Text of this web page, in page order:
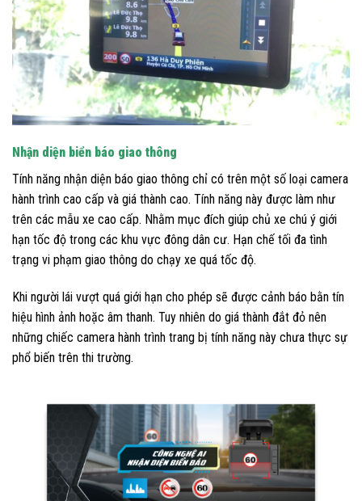
Nhận diện biển báo giao thông
Tính năng nhận diện báo giao thông chỉ có trên một số loại camera
hành trình cao cấp và giá thành cao. Tính năng này được làm như
trên các mẫu xe cao cấp. Nhằm mục đích giúp chủ xe chú ý giới
hạn tốc độ trong các khu vực đông dân cư. Hạn chế tối đa tình
trạng vi phạm giao thông do chạy xe quá tốc độ.
Khi người lái vượt quá giới hạn cho phép sẽ được cảnh báo bằn tín
hiệu hình ảnh hoặc âm thanh. Tuy nhiên do giá thành đắt đỏ nên
những chiếc camera hành trình trang bị tính năng này chưa thực sự
phổ biến trên thi trường.